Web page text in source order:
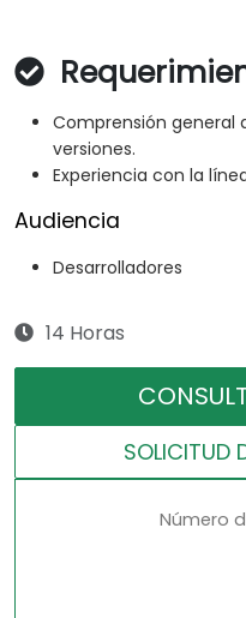
Comprensión general
versiones.
Experiencia con la
Audiencia
Desarrolladores
14 Horas
SOLICITUD
Número